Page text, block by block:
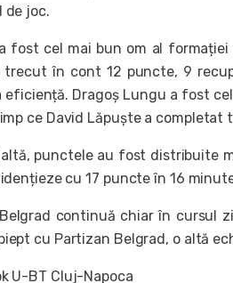
de joc.
fost cel mai bun om al
în cont 12 puncte, 9
eficiență. Dragoș Lungu a fost
ce David Lăpuște a completat
punctele au fost distribuite
cu 17 puncte în 16
continuă chiar în cursul
cu Partizan Belgrad, o altă
U-BT Cluj-Napoca